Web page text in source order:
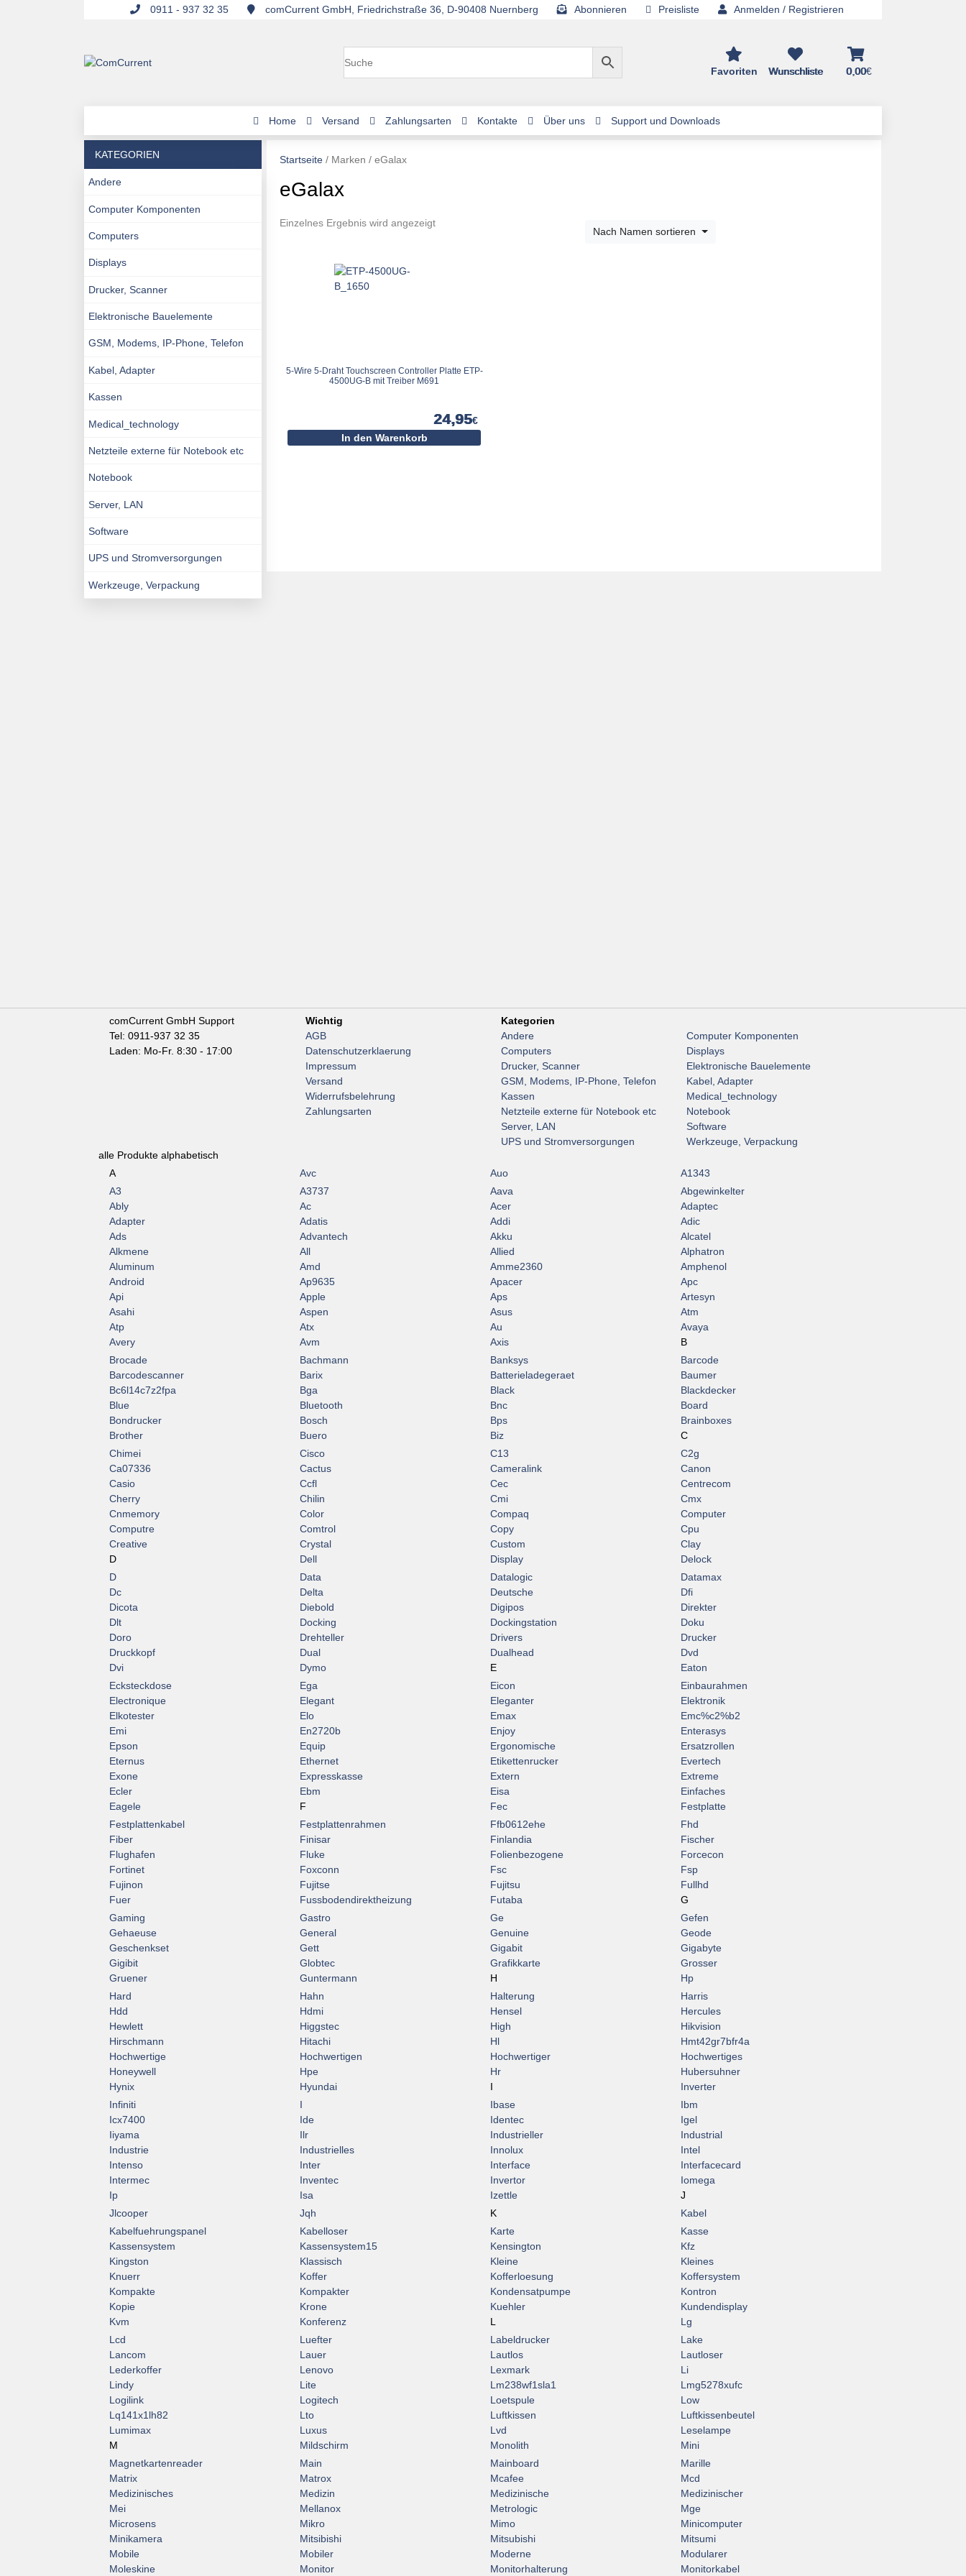
0911 - 937 32 35 comCurrent GmbH, Friedrichstraße 36, D-90408 Nuernberg Abonnieren Preisliste Anmelden / Registrieren
Favoriten Wunschliste 0,00€
Home Versand Zahlungsarten Kontakte Über uns Support und Downloads
KATEGORIEN
Andere
Computer Komponenten
Computers
Displays
Drucker, Scanner
Elektronische Bauelemente
GSM, Modems, IP-Phone, Telefon
Kabel, Adapter
Kassen
Medical_technology
Netzteile externe für Notebook etc
Notebook
Server, LAN
Software
UPS und Stromversorgungen
Werkzeuge, Verpackung
Startseite/ Marken / eGalax
eGalax
Einzelnes Ergebnis wird angezeigt
Nach Namen sortieren
5-Wire 5-Draht Touchscreen Controller Platte ETP-
4500UG-B mit Treiber M691
24,95€
In den Warenkorb
comCurrent GmbH Support
Tel: 0911-937 32 35
Laden: Mo-Fr. 8:30 - 17:00
Wichtig
AGB
Datenschutzerklaerung
Impressum
Versand
Widerrufsbelehrung
Zahlungsarten
Kategorien
Andere
Computer Komponenten
Computers
Displays
Drucker, Scanner
Elektronische Bauelemente
GSM, Modems, IP-Phone, Telefon
Kabel, Adapter
Kassen
Medical_technology
Netzteile externe für Notebook etc
Notebook
Server, LAN
Software
UPS und Stromversorgungen
Werkzeuge, Verpackung
alle Produkte alphabetisch
A
Avc Auo
A1343
A3
A3737 Aava
Abgewinkelter
Ably
Ac Acer
Adaptec
Adapter
Adatis Addi
Adic
Ads
Advantech Akku
Alcatel
Alkmene
All Allied
Alphatron
Aluminum
Amd Amme2360
Amphenol
Android
Ap9635 Apacer
Apc
Api
Apple Aps
Artesyn
Asahi
Aspen Asus
Atm
Atp
Atx Au
Avaya
Avery
Avm Axis
B
Brocade
Bachmann Banksys
Barcode
Barcodescanner
Barix Batterieladegeraet
Baumer
Bc6l14c7z2fpa
Bga Black
Blackdecker
Blue
Bluetooth Bnc
Board
Bondrucker
Bosch Bps
Brainboxes
Brother
Buero Biz
C
Chimei
Cisco C13
C2g
Ca07336
Cactus Cameralink
Canon
Casio
Ccfl Cec
Centrecom
Cherry
Chilin Cmi
Cmx
Cnmemory
Color Compaq
Computer
Computre
Comtrol Copy
Cpu
Creative
Crystal Custom
Clay
D
Dell Display
Delock
D
Data Datalogic
Datamax
Dc
Delta Deutsche
Dfi
Dicota
Diebold Digipos
Direkter
Dlt
Docking Dockingstation
Doku
Doro
Drehteller Drivers
Drucker
Druckkopf
Dual Dualhead
Dvd
Dvi
Dymo E
Eaton
Ecksteckdose
Ega Eicon
Einbaurahmen
Electronique
Elegant Eleganter
Elektronik
Elkotester
Elo Emax
Emc%c2%b2
Emi
En2720b Enjoy
Enterasys
Epson
Equip Ergonomische
Ersatzrollen
Eternus
Ethernet Etikettenrucker
Evertech
Exone
Expresskasse Extern
Extreme
Ecler
Ebm Eisa
Einfaches
Eagele
F Fec
Festplatte
Festplattenkabel
Festplattenrahmen Ffb0612ehe
Fhd
Fiber
Finisar Finlandia
Fischer
Flughafen
Fluke Folienbezogene
Forcecon
Fortinet
Foxconn Fsc
Fsp
Fujinon
Fujitse Fujitsu
Fullhd
Fuer
Fussbodendirektheizung Futaba
G
Gaming
Gastro Ge
Gefen
Gehaeuse
General Genuine
Geode
Geschenkset
Gett Gigabit
Gigabyte
Gigibit
Globtec Grafikkarte
Grosser
Gruener
Guntermann H
Hp
Hard
Hahn Halterung
Harris
Hdd
Hdmi Hensel
Hercules
Hewlett
Higgstec High
Hikvision
Hirschmann
Hitachi Hl
Hmt42gr7bfr4a
Hochwertige
Hochwertigen Hochwertiger
Hochwertiges
Honeywell
Hpe Hr
Hubersuhner
Hynix
Hyundai I
Inverter
Infiniti
I Ibase
Ibm
Icx7400
Ide Identec
Igel
Iiyama
Ilr Industrieller
Industrial
Industrie
Industrielles Innolux
Intel
Intenso
Inter Interface
Interfacecard
Intermec
Inventec Invertor
Iomega
Ip
Isa Izettle
J
Jlcooper
Jqh K
Kabel
Kabelfuehrungspanel
Kabelloser Karte
Kasse
Kassensystem
Kassensystem15 Kensington
Kfz
Kingston
Klassisch Kleine
Kleines
Knuerr
Koffer Kofferloesung
Koffersystem
Kompakte
Kompakter Kondensatpumpe
Kontron
Kopie
Krone Kuehler
Kundendisplay
Kvm
Konferenz L
Lg
Lcd
Luefter Labeldrucker
Lake
Lancom
Lauer Lautlos
Lautloser
Lederkoffer
Lenovo Lexmark
Li
Lindy
Lite Lm238wf1sla1
Lmg5278xufc
Logilink
Logitech Loetspule
Low
Lq141x1lh82
Lto Luftkissen
Luftkissenbeutel
Lumimax
Luxus Lvd
Leselampe
M
Mildschirm Monolith
Mini
Magnetkartenreader
Main Mainboard
Marille
Matrix
Matrox Mcafee
Mcd
Medizinisches
Medizin Medizinische
Medizinischer
Mei
Mellanox Metrologic
Mge
Microsens
Mikro Mimo
Minicomputer
Minikamera
Mitsibishi Mitsubishi
Mitsumi
Mobile
Mobiler Moderne
Modularer
Moleskine
Monitor Monitorhalterung Monitorkabel